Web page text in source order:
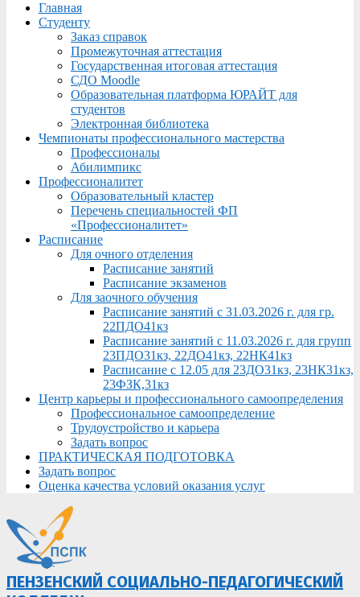
Menu
Главная
Студенту
Заказ справок
Промежуточная аттестация
Государственная итоговая аттестация
СДО Moodle
Образовательная платформа ЮРАЙТ для
студентов
Электронная библиотека
Чемпионаты профессионального мастерства
Профессионалы
Абилимпикс
Профессионалитет
Образовательный кластер
Перечень специальностей ФП
«Профессионалитет»
Расписание
Для очного отделения
Расписание занятий
Расписание экзаменов
Для заочного обучения
Расписание занятий с 31.03.2026 г. для гр.
22ПДО41кз
Расписание занятий с 11.03.2026 г. для групп
23ПДО31кз, 22ДО41кз, 22НК41кз
Расписание с 12.05 для 23ДО31кз, 23НК31кз,
23ФЗК,31кз
Центр карьеры и профессионального самоопределения
Профессиональное самоопределение
Трудоустройство и карьера
Задать вопрос
ПРАКТИЧЕСКАЯ ПОДГОТОВКА
Задать вопрос
Оценка качества условий оказания услуг
ПЕНЗЕНСКИЙ СОЦИАЛЬНО-ПЕДАГОГИЧЕСКИЙ